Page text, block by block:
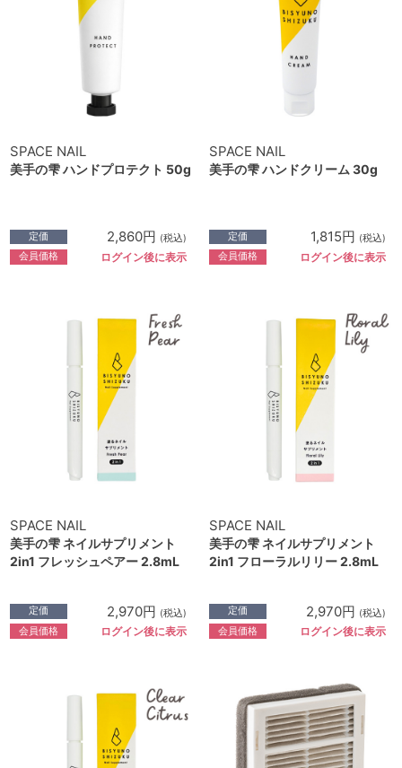
SPACE NAIL
美手の雫 ハンドプロテクト 50g
定価 2,860円 (税込)
会員価格 ログイン後に表示
SPACE NAIL
美手の雫 ハンドクリーム 30g
定価 1,815円 (税込)
会員価格 ログイン後に表示
SPACE NAIL
美手の雫 ネイルサプリメント
2in1 フレッシュペアー 2.8mL
定価 2,970円 (税込)
会員価格 ログイン後に表示
SPACE NAIL
美手の雫 ネイルサプリメント
2in1 フローラルリリー 2.8mL
定価 2,970円 (税込)
会員価格 ログイン後に表示